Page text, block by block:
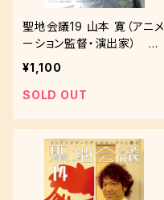
聖地会議19 山本 寛（アニメ
ーション監督・演出家） 山
本 寛監督と聖地巡礼
¥1,100
SOLD OUT